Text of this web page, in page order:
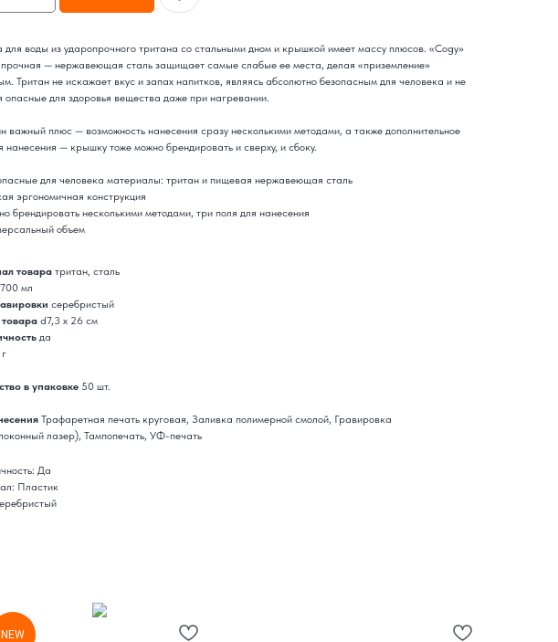
для воды из ударопрочного тритана со стальными дном и крышкой имеет массу плюсов. «Cogy»
прочная — нержавеющая сталь защищает самые слабые ее места, делая «приземление»
Тритан не искажает вкус и запах напитков, являясь абсолютно безопасным для человека и не
опасные для здоровья вещества даже при нагревании.
важный плюс — возможность нанесения сразу несколькими методами, а также дополнительное
нанесения — крышку тоже можно брендировать и сверху, и сбоку.
для человека материалы: тритан и пищевая нержавеющая сталь
эргономичная конструкция
брендировать несколькими методами, три поля для нанесения
объем
товара тритан, сталь
700 мл
серебристый
d7,3 х 26 см
да
в упаковке 50 шт.
Трафаретная печать круговая, Заливка полимерной смолой, Гравировка
лазер), Тампопечать, УФ-печать
Да
Пластик
NEW